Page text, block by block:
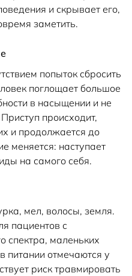
и скрывает его,
заметить.
попыток сбросить
поглощает большое
в насыщении и не
происходит,
и продолжается до
меняется: наступает
на самого себя.
мел, волосы, земля.
пациентов с
спектра, маленьких
питании отмечаются у
риск травмировать